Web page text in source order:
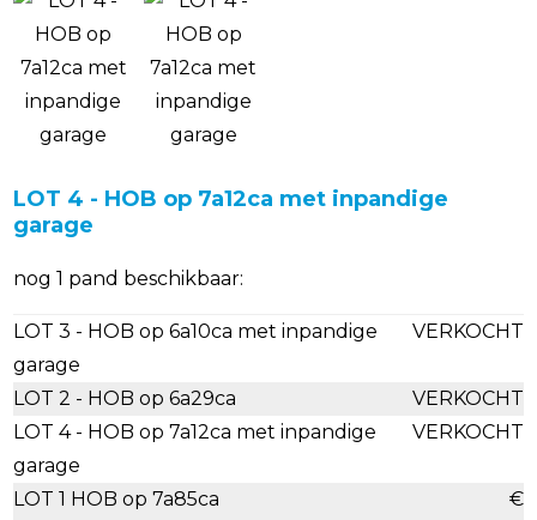
LOT 4 - HOB op 7a12ca met inpandige
garage
nog 1 pand beschikbaar:
LOT 3 - HOB op 6a10ca met inpandige
garage
VERKOCHT
LOT 2 - HOB op 6a29ca
VERKOCHT
LOT 4 - HOB op 7a12ca met inpandige
garage
VERKOCHT
LOT 1 HOB op 7a85ca
€